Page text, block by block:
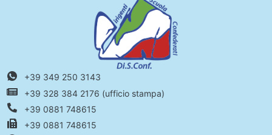
+39 349 250 3143
+39 328 384 2176 (ufficio stampa)
+39 0881 748615
+39 0881 748615